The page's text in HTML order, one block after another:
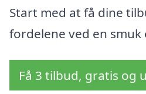
Start med at få dine
fordelene ved en smuk
Få 3 tilbud, gratis og